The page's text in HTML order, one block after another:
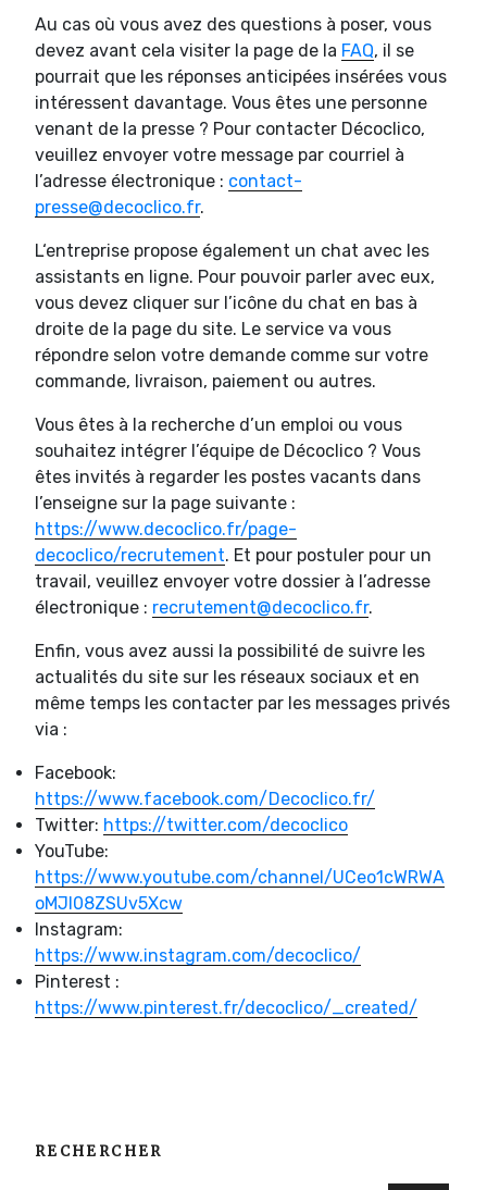
Au cas où vous avez des questions à poser, vous
devez avant cela visiter la page de la FAQ, il se
pourrait que les réponses anticipées insérées vous
intéressent davantage. Vous êtes une personne
venant de la presse ? Pour contacter Décoclico,
veuillez envoyer votre message par courriel à
l’adresse électronique : contact-
presse@decoclico.fr.
L‘entreprise propose également un chat avec les
assistants en ligne. Pour pouvoir parler avec eux,
vous devez cliquer sur l’icône du chat en bas à
droite de la page du site. Le service va vous
répondre selon votre demande comme sur votre
commande, livraison, paiement ou autres.
Vous êtes à la recherche d’un emploi ou vous
souhaitez intégrer l’équipe de Décoclico ? Vous
êtes invités à regarder les postes vacants dans
l’enseigne sur la page suivante :
https://www.decoclico.fr/page-
decoclico/recrutement. Et pour postuler pour un
travail, veuillez envoyer votre dossier à l’adresse
électronique : recrutement@decoclico.fr.
Enfin, vous avez aussi la possibilité de suivre les
actualités du site sur les réseaux sociaux et en
même temps les contacter par les messages privés
via :
Facebook:
https://www.facebook.com/Decoclico.fr/
Twitter: https://twitter.com/decoclico
YouTube:
https://www.youtube.com/channel/UCeo1cWRWA
oMJl08ZSUv5Xcw
Instagram:
https://www.instagram.com/decoclico/
Pinterest :
https://www.pinterest.fr/decoclico/_created/
RECHERCHER